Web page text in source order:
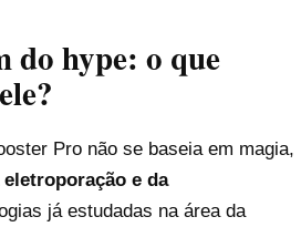
do hype: o que
Pro não se baseia em magia,
e da
já estudadas na área da